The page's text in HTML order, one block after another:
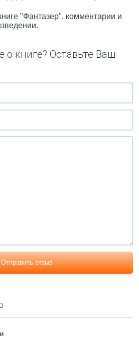
"Фантазер", комментарии и
о книге? Оставьте Ваш
Отправить отзыв